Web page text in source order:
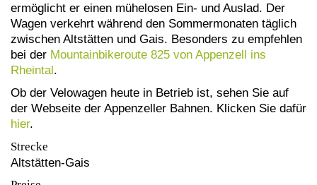
ermöglicht er einen mühelosen Ein- und Auslad. Der
Wagen verkehrt während den Sommermonaten täglich
zwischen Altstätten und Gais. Besonders zu empfehlen
bei der Mountainbikeroute 825 von Appenzell ins
Rheintal.
Ob der Velowagen heute in Betrieb ist, sehen Sie auf
der Webseite der Appenzeller Bahnen. Klicken Sie dafür
hier.
Strecke
Altstätten-Gais